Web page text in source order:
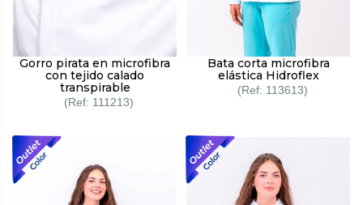
Gorro pirata en microfibra
con tejido calado
transpirable
111213
Bata corta microfibra
elástica Hidroflex
113613